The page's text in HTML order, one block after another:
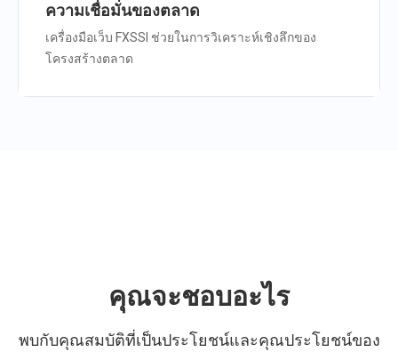
ความเชื่อมั่นของตลาด
เครื่องมือเว็บ FXSSI ช่วยในการวิเคราะห์เชิงลึกของ
โครงสร้างตลาด
คุณจะชอบอะไร
พบกับคุณสมบัติที่เป็นประโยชน์และคุณประโยชน์ของ